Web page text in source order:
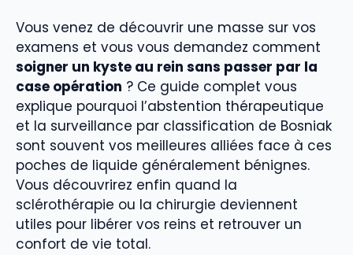
Vous venez de découvrir une masse sur vos
examens et vous vous demandez comment
soigner un kyste au rein sans passer par la
case opération ? Ce guide complet vous
explique pourquoi l’abstention thérapeutique
et la surveillance par classification de Bosniak
sont souvent vos meilleures alliées face à ces
poches de liquide généralement bénignes.
Vous découvrirez enfin quand la
sclérothérapie ou la chirurgie deviennent
utiles pour libérer vos reins et retrouver un
confort de vie total.